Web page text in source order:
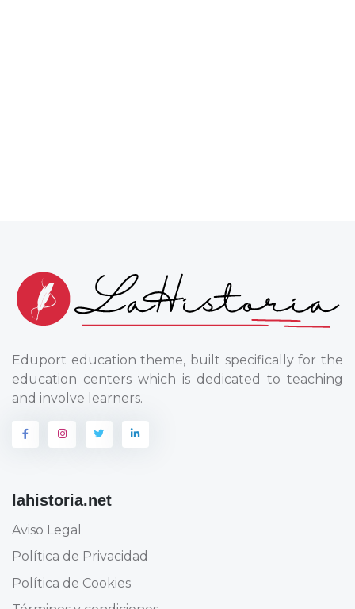
Eduport education theme, built specifically for the
education centers which is dedicated to teaching
and involve learners.
lahistoria.net
Aviso Legal
Política de Privacidad
Política de Cookies